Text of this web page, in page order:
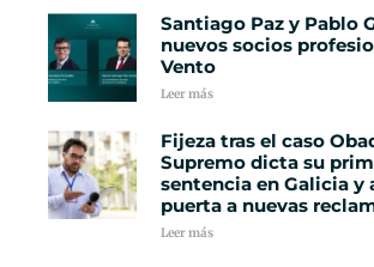
Santiago Paz y Pablo
nuevos socios
Vento
Leer más
Fijeza tras el caso
Supremo dicta su
sentencia en Galicia y
puerta a nuevas
Leer más